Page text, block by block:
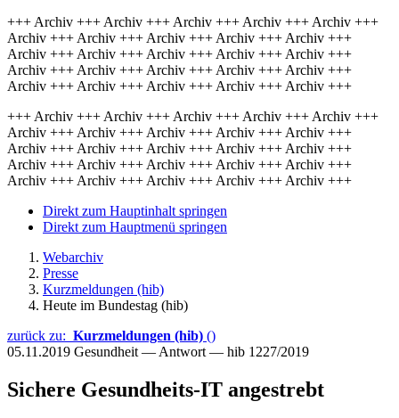
+++ Archiv +++ Archiv +++ Archiv +++ Archiv +++ Archiv +++
Archiv +++ Archiv +++ Archiv +++ Archiv +++ Archiv +++
Archiv +++ Archiv +++ Archiv +++ Archiv +++ Archiv +++
Archiv +++ Archiv +++ Archiv +++ Archiv +++ Archiv +++
Archiv +++ Archiv +++ Archiv +++ Archiv +++ Archiv +++
+++ Archiv +++ Archiv +++ Archiv +++ Archiv +++ Archiv +++
Archiv +++ Archiv +++ Archiv +++ Archiv +++ Archiv +++
Archiv +++ Archiv +++ Archiv +++ Archiv +++ Archiv +++
Archiv +++ Archiv +++ Archiv +++ Archiv +++ Archiv +++
Archiv +++ Archiv +++ Archiv +++ Archiv +++ Archiv +++
Direkt zum Hauptinhalt springen
Direkt zum Hauptmenü springen
Webarchiv
Presse
Kurzmeldungen (hib)
Heute im Bundestag (hib)
zurück zu: Kurzmeldungen (hib) ()
05.11.2019 Gesundheit — Antwort — hib 1227/2019
Sichere Gesundheits-IT angestrebt